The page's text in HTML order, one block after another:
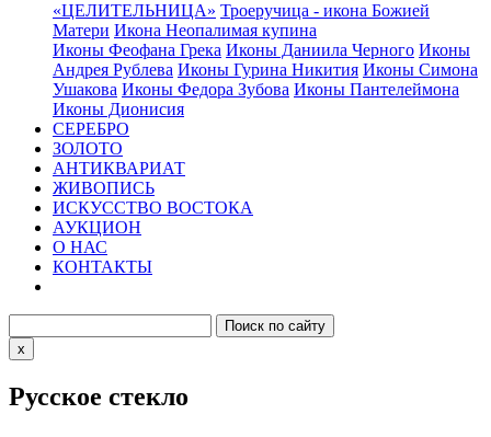
«ЦЕЛИТЕЛЬНИЦА» Троеручица - икона Божией
Матери Икона Неопалимая купина
Иконы Феофана Грека Иконы Даниила Черного Иконы
Андрея Рублева Иконы Гурина Никития Иконы Симона
Ушакова Иконы Федора Зубова Иконы Пантелеймона
Иконы Дионисия
СЕРЕБРО
ЗОЛОТО
АНТИКВАРИАТ
ЖИВОПИСЬ
ИСКУССТВО ВОСТОКА
АУКЦИОН
О НАС
КОНТАКТЫ
x
Русское стекло